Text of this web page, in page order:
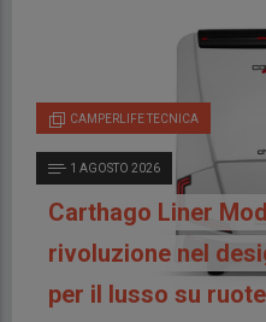
CAMPERLIFE TECNICA
1 AGOSTO 2026
Carthago Liner
rivoluzione nel
per il lusso su ruote